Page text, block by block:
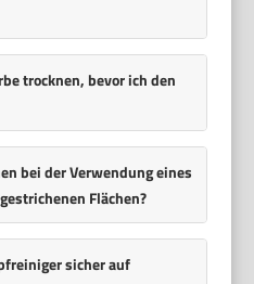
trocknen, bevor ich den
bei der Verwendung eines
Flächen?
sicher auf